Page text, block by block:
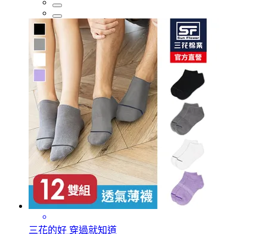
三花的好 穿過就知道